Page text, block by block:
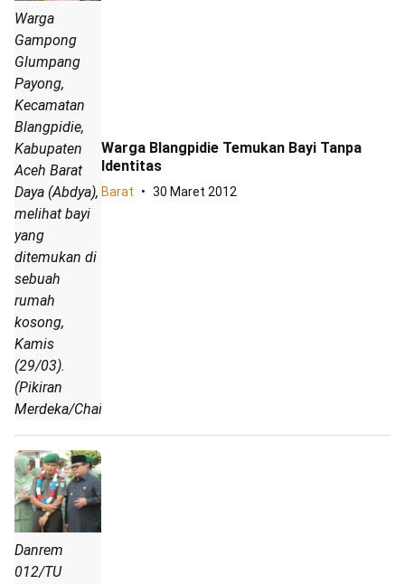
Warga
Gampong
Glumpang
Payong,
Kecamatan
Blangpidie,
Kabupaten
Aceh Barat
Daya (Abdya),
melihat bayi
yang
ditemukan di
sebuah
rumah
kosong,
Kamis
(29/03).
(Pikiran
Merdeka/Chairan)
Warga Blangpidie Temukan Bayi Tanpa
Identitas
Barat 30 Maret 2012
Danrem
012/TU